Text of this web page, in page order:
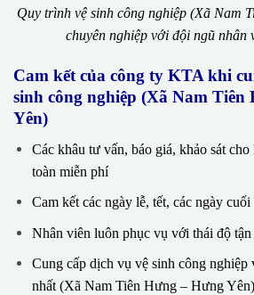
Quy trình vệ sinh công nghiệp (Xã Nam
chuyên nghiệp với đội ngũ nhân
Cam kết của công ty KTA khi
sinh công nghiệp (Xã Nam Tiên
Yên)
Các khâu tư vấn, báo giá, khảo sát cho
toàn miễn phí
Cam kết các ngày lễ, tết, các ngày
Nhân viên luôn phục vụ với thái độ tận
Cung cấp dịch vụ vệ sinh công nghiệp
nhất (Xã Nam Tiên Hưng – Hưng Yên)